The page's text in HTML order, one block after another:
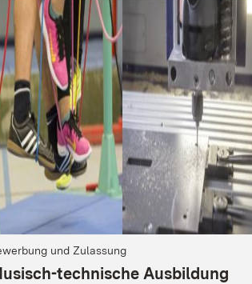
und Zulassung
technische Ausbildung